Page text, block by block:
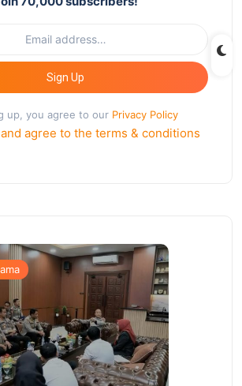
Sign Up
up, you agree to our Privacy Policy
agree to the terms & conditions